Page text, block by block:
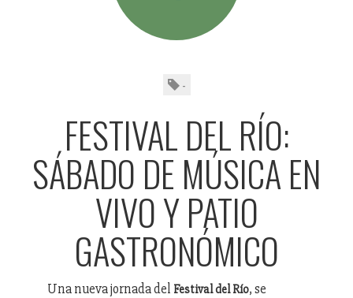
-
FESTIVAL DEL RÍO:
SÁBADO DE MÚSICA EN
VIVO Y PATIO
GASTRONÓMICO
Una nueva jornada del Festival del Río, se